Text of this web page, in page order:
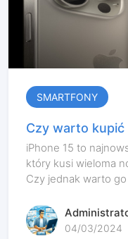
SMARTFONY
Czy warto kupić
iPhone 15 to
który kusi wieloma
Czy jednak warto go
04/03/2024